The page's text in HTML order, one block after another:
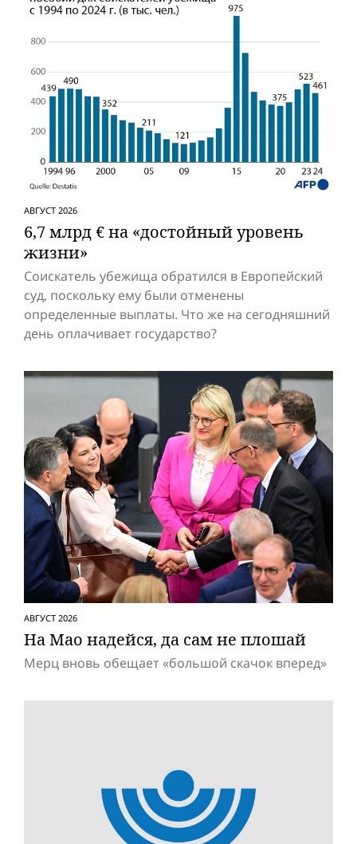
АВГУСТ 2026
6,7 млрд € на «достойный уровень
жизни»
Соискатель убежища обратился в Европейский
суд, поскольку ему были отменены
определенные выплаты. Что же на сегодняшний
день оплачивает государство?
АВГУСТ 2026
На Мао надейся, да сам не плошай
Мерц вновь обещает «большой скачок вперед»